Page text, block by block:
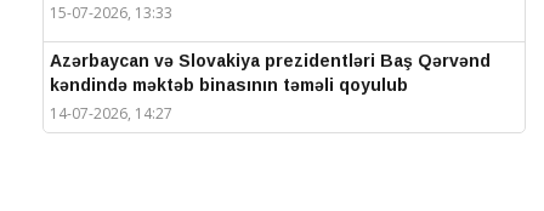
15-07-2026, 13:33
Azərbaycan və Slovakiya prezidentləri Baş Qərvənd
kəndində məktəb binasının təməli qoyulub
14-07-2026, 14:27